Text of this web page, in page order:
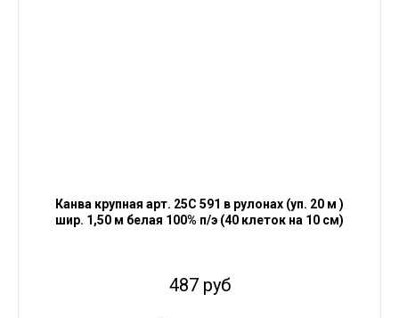
Канва крупная арт. 25С 591 в рулонах (уп. 20 м )
шир. 1,50 м белая 100% п/э (40 клеток на 10 см)
487 руб